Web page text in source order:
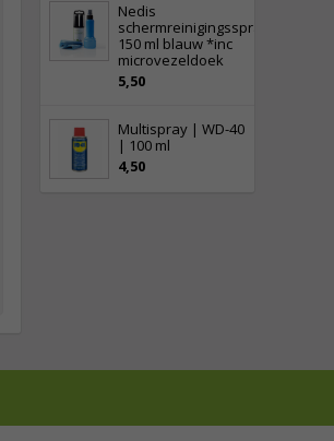
Nedis
schermreinigingsspray
150 ml blauw *inc
microvezeldoek
5,50
Multispray | WD-40
| 100 ml
4,50